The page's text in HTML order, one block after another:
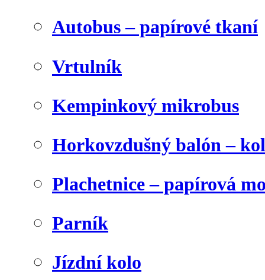
Autobus – papírové tkaní
Vrtulník
Kempinkový mikrobus
Horkovzdušný balón –
Plachetnice – papírová
Parník
Jízdní kolo